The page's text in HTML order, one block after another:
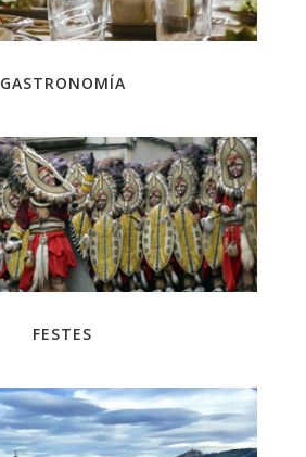
GASTRONOMÍA
FESTES